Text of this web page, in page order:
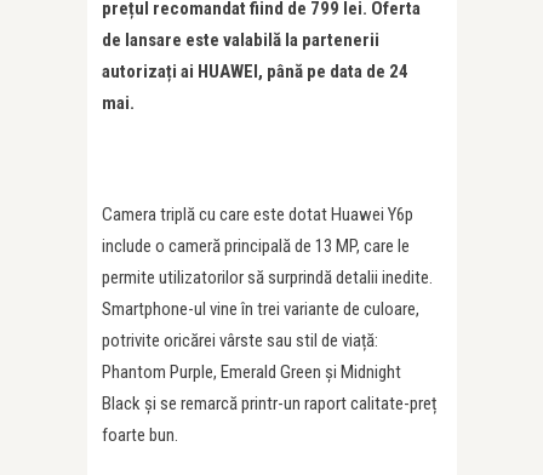
prețul recomandat fiind de 799 lei. Oferta
de lansare este valabilă la partenerii
autorizați ai HUAWEI, până pe data de 24
mai.
Camera triplă cu care este dotat Huawei Y6p
include o cameră principală de 13 MP, care le
permite utilizatorilor să surprindă detalii inedite.
Smartphone-ul vine în trei variante de culoare,
potrivite oricărei vârste sau stil de viață:
Phantom Purple, Emerald Green și Midnight
Black și se remarcă printr-un raport calitate-preț
foarte bun.